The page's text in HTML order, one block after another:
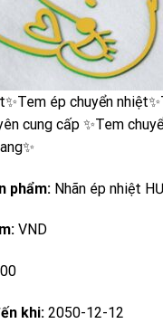
ép chuyển
cung cấp ✨Tem
phẩm: Nhãn ép nhiệt
VND
khi: 2050-12-12